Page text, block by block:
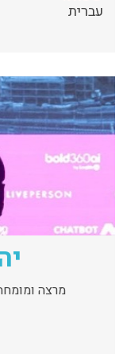
עברית
מרצה